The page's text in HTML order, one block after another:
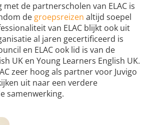
met de partnerscholen van ELAC is
de groepsreizen altijd soepel
van ELAC blijkt ook uit
al jaren gecertificeerd is
en ELAC ook lid is van de
UK en Young Learners English UK.
zeer hoog als partner voor Juvigo
uit naar een verdere
samenwerking.